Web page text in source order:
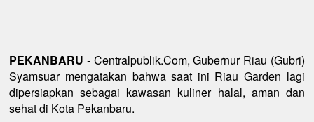
PEKANBARU - Centralpublik.Com, Gubernur Riau (Gubri)
Syamsuar mengatakan bahwa saat ini Riau Garden lagi
dipersiapkan sebagai kawasan kuliner halal, aman dan
sehat di Kota Pekanbaru.